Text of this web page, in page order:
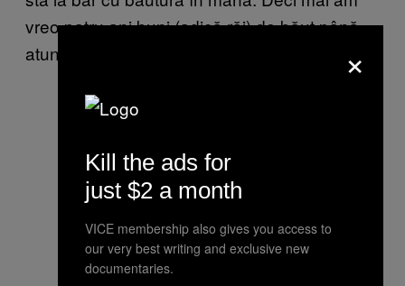
vreo patru ani buni (adică răi) de băut până
atunci.
×
Kill the ads for
just $2 a month
VICE membership also gives you access to
our very best writing and exclusive new
documentaries.